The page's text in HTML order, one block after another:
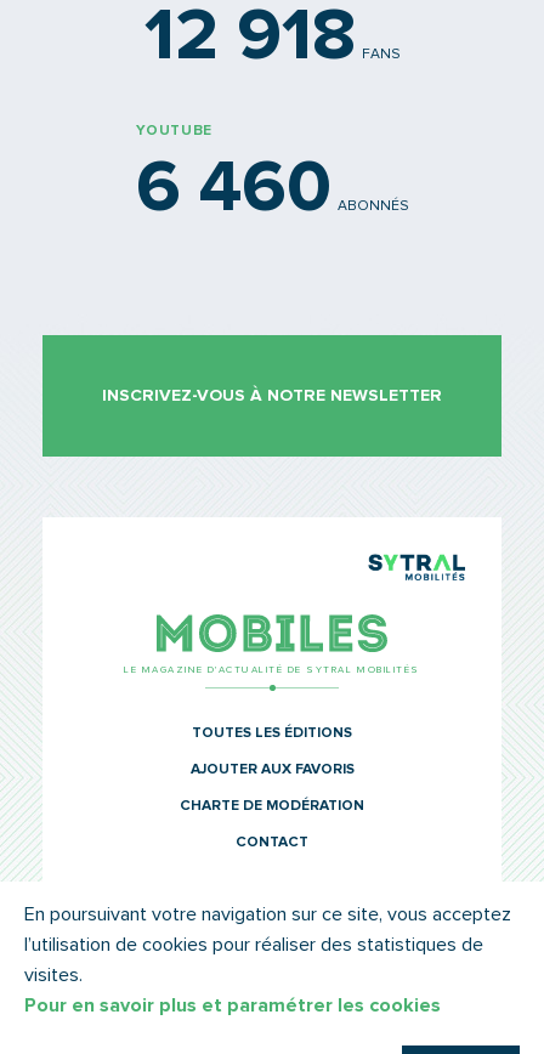
12 918 FANS
YOUTUBE
6 460 ABONNÉS
INSCRIVEZ-VOUS À NOTRE NEWSLETTER
LE MAGAZINE D’ACTUALITÉ DE SYTRAL MOBILITÉS
TOUTES LES ÉDITIONS
AJOUTER AUX FAVORIS
CHARTE DE MODÉRATION
CONTACT
© SYTRAL MOBILITÉS 2022 MENTIONS LÉGALES
En poursuivant votre navigation sur ce site, vous acceptez
l’utilisation de cookies pour réaliser des statistiques de
visites.
Pour en savoir plus et paramétrer les cookies